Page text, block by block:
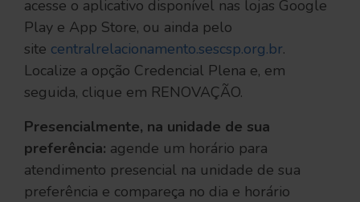
acesse o aplicativo disponível nas lojas Google
Play e App Store, ou ainda pelo
site centralrelacionamento.sescsp.org.br.
Localize a opção Credencial Plena e, em
seguida, clique em RENOVAÇÃO.
Presencialmente, na unidade de sua
preferência: agende um horário para
atendimento presencial na unidade de sua
preferência e compareça no dia e horário